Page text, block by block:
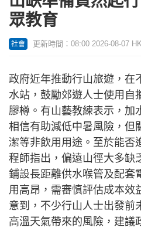
眾教育
社會 更新時間：08:00 2026-08-07
政府近年推動行山旅遊，在
水站，鼓勵郊遊人士使用自
膠樽。有山藝教練表示，加
相信有助減低中暑風險，但
潔等非飲用用途。至於能否
程師指出，偏遠山徑大多缺
鋪設長距離供水喉管及配套
用高昂，需審慎評估成本效
意到，不少行山人士出發前
高溫天氣帶來的風險，建議